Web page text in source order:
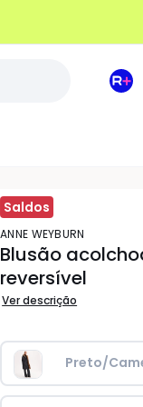
Saldos
ANNE WEYBURN
Blusão
reversível
Ver descrição
Preto/